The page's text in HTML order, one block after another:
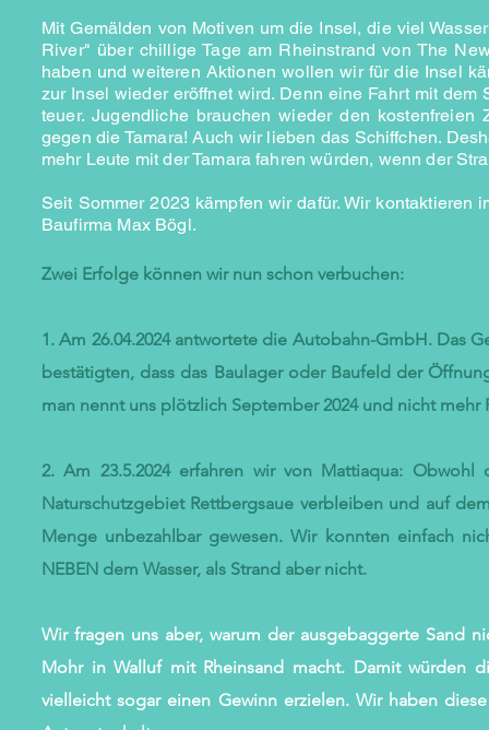
Mit Gemälden von Motiven um die Insel, die viel
River" über chillige Tage am Rheinstrand von The
haben und weiteren Aktionen wollen wir für die Insel
zur Insel wieder eröffnet wird. Denn eine Fahrt mit
teuer. Jugendliche brauchen wieder den
gegen die Tamara! Auch wir lieben das Schiffchen.
mehr Leute mit der Tamara fahren würden, wenn der
Seit Sommer 2023 kämpfen wir dafür. Wir kontaktieren
Baufirma Max Bögl.
Zwei Erfolge können wir nun schon verbuchen:
1. Am 26.04.2024 antwortete die Autobahn-GmbH. Das
bestätigten, dass das Baulager oder Baufeld der
man nennt uns plötzlich September 2024 und nicht
2. Am 23.5.2024 erfahren wir von Mattiaqua:
Naturschutzgebiet Rettbergsaue verbleiben und auf
Menge unbezahlbar gewesen. Wir konnten einfach
NEBEN dem Wasser, als Strand aber nicht.
Wir fragen uns aber, warum der ausgebaggerte Sand
Mohr in Walluf mit Rheinsand macht. Damit würden
vielleicht sogar einen Gewinn erzielen. Wir haben